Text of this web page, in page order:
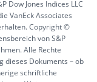
Dow Jones Indices LLC
VanEck Associates
Copyright ©
von S&P
Alle Rechte
dieses Dokuments – ob
schriftliche